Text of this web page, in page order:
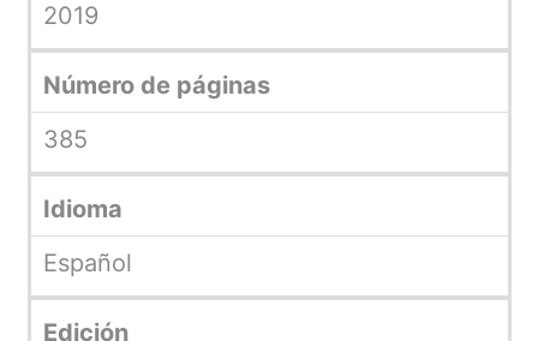
2019
Número de páginas
385
Idioma
Español
Edición